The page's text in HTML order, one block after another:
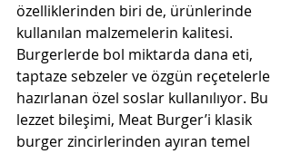
özelliklerinden biri de, ürünlerinde
kullanılan malzemelerin kalitesi.
Burgerlerde bol miktarda dana eti,
taptaze sebzeler ve özgün reçetelerle
hazırlanan özel soslar kullanılıyor. Bu
lezzet bileşimi, Meat Burger’i klasik
burger zincirlerinden ayıran temel